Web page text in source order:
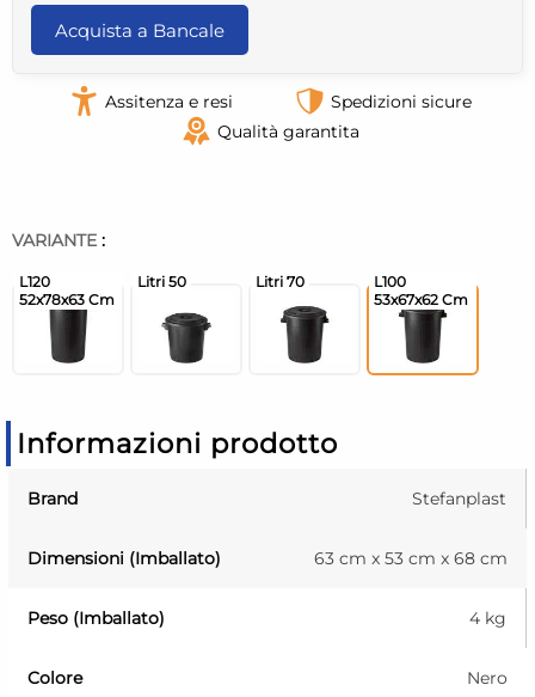
Acquista a Bancale
Assitenza e resi
Spedizioni sicure
Qualità garantita
VARIANTE :
Informazioni prodotto
Brand Stefanplast
Dimensioni (Imballato) 63 cm x 53 cm x 68 cm
Peso (Imballato) 4 kg
Colore Nero